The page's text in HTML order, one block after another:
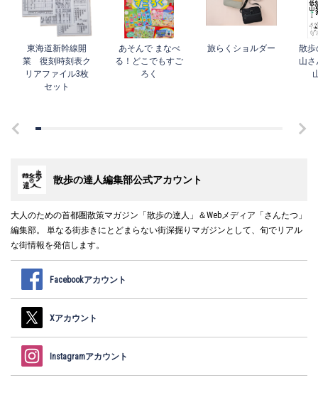
東海道新幹線開
業 復刻時刻表ク
リアファイル3枚
セット
あそんで まなべ
る！どこでもすご
ろく
旅らくショルダー
散歩
山さ
散歩の達人編集部公式アカウント
大人のための首都圏散策マガジン「散歩の達人」＆Webメディア「さんたつ」
編集部。 単なる街歩きにとどまらない街深掘りマガジンとして、旬でリアル
な街情報を発信します。
Facebookアカウント
Xアカウント
Instagramアカウント